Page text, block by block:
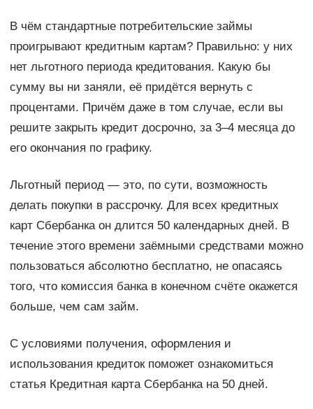
В чём стандартные потребительские займы
проигрывают кредитным картам? Правильно: у них
нет льготного периода кредитования. Какую бы
сумму вы ни заняли, её придётся вернуть с
процентами. Причём даже в том случае, если вы
решите закрыть кредит досрочно, за 3–4 месяца до
его окончания по графику.
Льготный период — это, по сути, возможность
делать покупки в рассрочку. Для всех кредитных
карт Сбербанка он длится 50 календарных дней. В
течение этого времени заёмными средствами можно
пользоваться абсолютно бесплатно, не опасаясь
того, что комиссия банка в конечном счёте окажется
больше, чем сам займ.
С условиями получения, оформления и
использования кредиток поможет ознакомиться
статья Кредитная карта Сбербанка на 50 дней.